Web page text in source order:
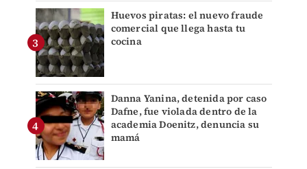
Huevos piratas: el nuevo fraude
comercial que llega hasta tu
cocina
Danna Yanina, detenida por caso
Dafne, fue violada dentro de la
academia Doenitz, denuncia su
mamá